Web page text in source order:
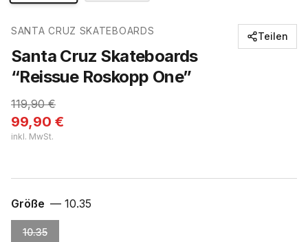
SANTA CRUZ SKATEBOARDS
Santa Cruz Skateboards
“Reissue Roskopp One”
119,90€
99,90 €
inkl. MwSt.
Teilen
Größe — 10.35
10.35